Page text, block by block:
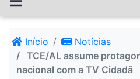
Início
Notícias
TCE/AL assume
nacional com a TV Cidadã